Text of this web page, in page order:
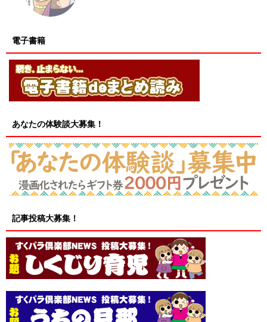
電子書籍
あなたの体験談大募集！
記事投稿大募集！